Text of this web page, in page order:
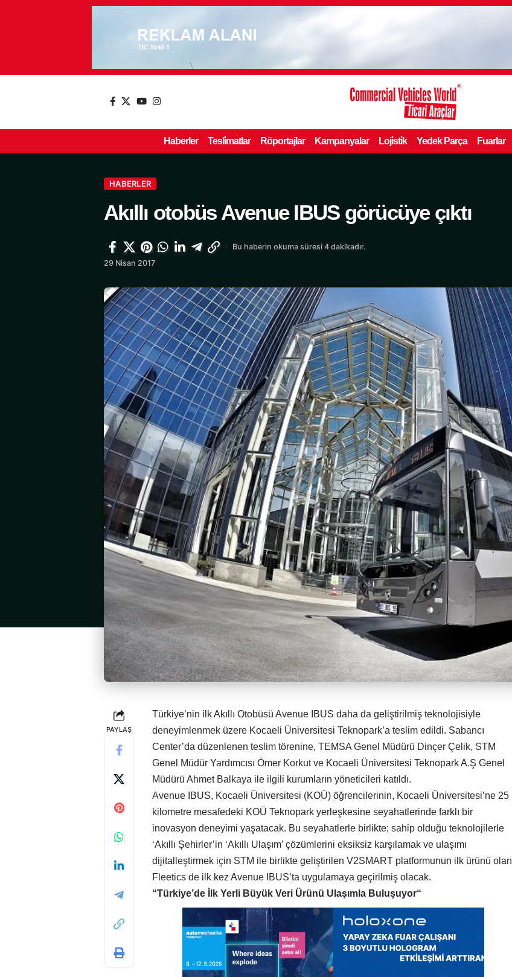
Haberler Tesli̇matlar Röportajlar Kampanyalar Loji̇sti̇k Yedek Parça Fuarlar
HABERLER
Akıllı otobüs Avenue IBUS görücüye çıktı
29 Nisan 2017
Bu haberin okuma süresi 4 dakikadır.
PAYLAŞ
Türkiye’nin ilk Akıllı Otobüsü Avenue IBUS daha da geliştirilmiş teknolojisiyle
deneyimlenmek üzere Kocaeli Üniversitesi Teknopark’a teslim edildi. Sabancı
Center’da düzenlenen teslim törenine, TEMSA Genel Müdürü Dinçer Çelik, STM
Genel Müdür Yardımcısı Ömer Korkut ve Kocaeli Üniversitesi Teknopark A.Ş Genel
Müdürü Ahmet Balkaya ile ilgili kurumların yöneticileri katıldı.
Avenue IBUS, Kocaeli Üniversitesi (KOÜ) öğrencilerinin, Kocaeli Üniversitesi’ne 25
kilometre mesafedeki KOÜ Teknopark yerleşkesine seyahatlerinde farklı bir
inovasyon deneyimi yaşatacak. Bu seyahatlerle birlikte; sahip olduğu teknolojilerle
‘Akıllı Şehirler’in ‘Akıllı Ulaşım’ çözümlerini eksiksiz karşılamak ve ulaşımı
dijitalleştirmek için STM ile birlikte geliştirilen V2SMART platformunun ilk ürünü olan
Fleetics de ilk kez Avenue IBUS’ta uygulamaya geçirilmiş olacak.
“Türkiye’de
İlk Yerli Büyük Veri Ürünü Ulaşımla Buluşuyor“